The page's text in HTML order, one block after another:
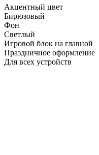
Акцентный цвет
Бирюзовый
Фон
Светлый
Игровой блок на главной
Праздничное оформление
Для всех устройств